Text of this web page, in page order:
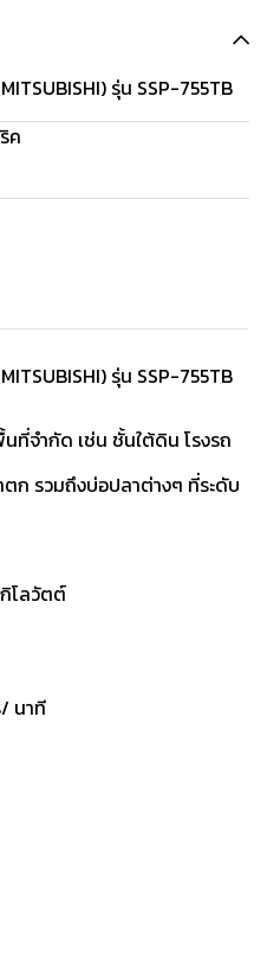
รุ่น SSP-755TB
ค
รุ่น SSP-755TB
ที่จำกัด เช่น ชั้นใต้ดิน โรงรถ
ก รวมถึงบ่อปลาต่างๆ ที่ระดับ
โลวัตต์
นาที